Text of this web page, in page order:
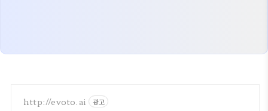
http://evoto.ai 광고